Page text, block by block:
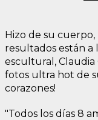
Hizo de su
resultados están a
escultural, Claudia
fotos ultra hot de
corazones!
"Todos los días 8